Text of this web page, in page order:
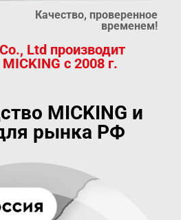
Качество, проверенное
временем!
Ltd производит
MICKING с 2008 г.
MICKING и
рынка РФ